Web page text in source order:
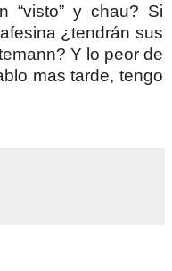
“visto” y chau? Si
¿tendrán sus
Y lo peor de
mas tarde, tengo